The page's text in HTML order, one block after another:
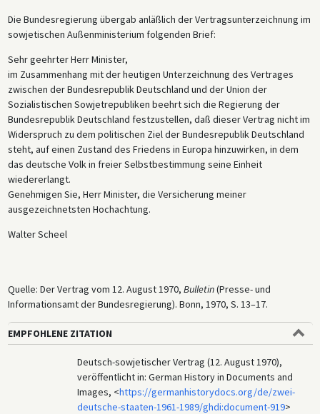
Die Bundesregierung übergab anläßlich der Vertragsunterzeichnung im
sowjetischen Außenministerium folgenden Brief:
Sehr geehrter Herr Minister,
im Zusammenhang mit der heutigen Unterzeichnung des Vertrages
zwischen der Bundesrepublik Deutschland und der Union der
Sozialistischen Sowjetrepubliken beehrt sich die Regierung der
Bundesrepublik Deutschland festzustellen, daß dieser Vertrag nicht im
Widerspruch zu dem politischen Ziel der Bundesrepublik Deutschland
steht, auf einen Zustand des Friedens in Europa hinzuwirken, in dem
das deutsche Volk in freier Selbstbestimmung seine Einheit
wiedererlangt.
Genehmigen Sie, Herr Minister, die Versicherung meiner
ausgezeichnetsten Hochachtung.
Walter Scheel
Quelle: Der Vertrag vom 12. August 1970, Bulletin(Presse- und
Informationsamt der Bundesregierung). Bonn, 1970, S. 13–17.
EMPFOHLENE ZITATION
Deutsch-sowjetischer Vertrag (12. August 1970),
veröffentlicht in: German History in Documents and
Images, <https://germanhistorydocs.org/de/zwei-
deutsche-staaten-1961-1989/ghdi:document-919>